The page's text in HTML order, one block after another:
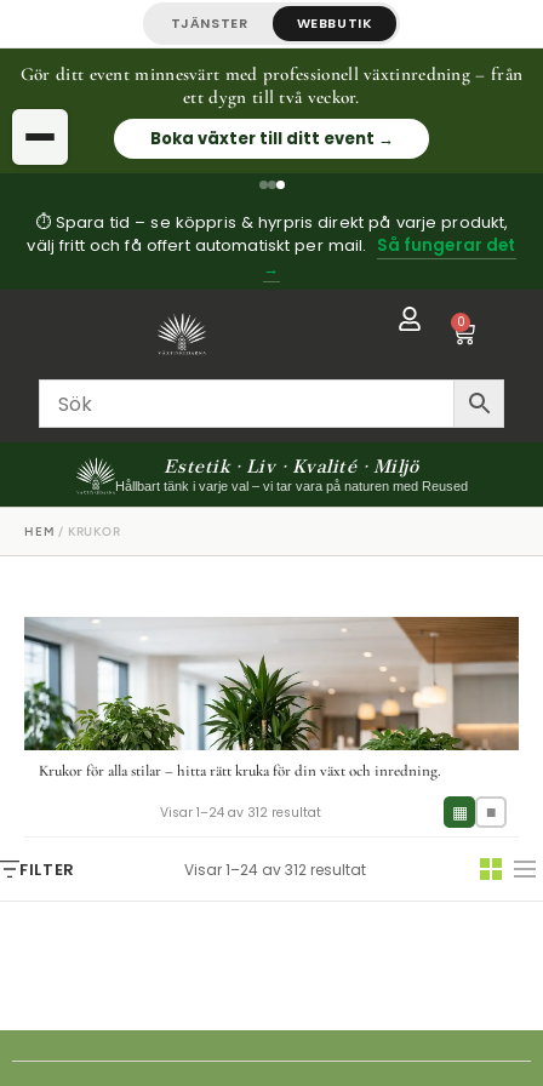
TJÄNSTER WEBBUTIK
Gör ditt event minnesvärt med professionell växtinredning – från
ett dygn till två veckor.
Boka växter till ditt event →
⏱ Spara tid – se köppris & hyrpris direkt på varje produkt,
välj fritt och få offert automatiskt per mail. Så fungerar det
→
0
Estetik · Liv · Kvalité · Miljö
Hållbart tänk i varje val – vi tar vara på naturen med Reused
HEM / KRUKOR
Krukor för alla stilar – hitta rätt kruka för din växt och inredning.
Visar 1–24 av 312 resultat ▦ ■
FILTER Visar 1–24 av 312 resultat